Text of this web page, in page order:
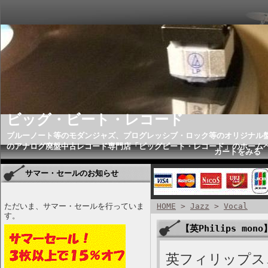
ビッグ・ビート・レコード
ブルーノート等のモダンジャズ、プログレッシブ・ロック等のオリジナル
のアナログ廃盤中古レコード専門店「ビッグビート・レコード」のホーム
カートをみる
サマー・セールのお知らせ
ただいま、サマー・セールを行っていま
す。
HOME > Jazz > Vocal
【英Philips
英フィリップ